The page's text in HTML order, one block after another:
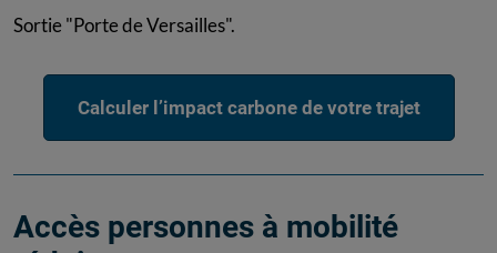
Sortie "Porte de Versailles".
Calculer l’impact carbone de votre trajet
Accès personnes à mobilité